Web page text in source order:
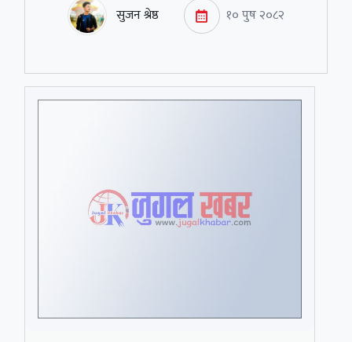
सुजन श्रेष्ठ १० पुष २०८२